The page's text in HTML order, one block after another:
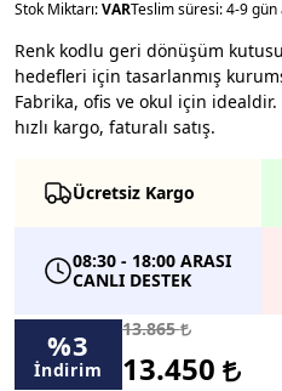
Stok Miktarı:VARTeslim süresi: 4-9 gün
Renk kodlu geri dönüşüm kutusu;
hedefleri için tasarlanmış
Fabrika, ofis ve okul için
hızlı kargo, faturalı satış.
Ücretsiz Kargo
08:30 - 18:00 ARASI
CANLI DESTEK
%3
İndirim
13.865
13.450